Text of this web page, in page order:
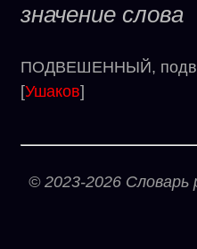
значение слова
ПОДВЕШЕННЫЙ,
[Ушаков]
© 2023-2026 Словарь